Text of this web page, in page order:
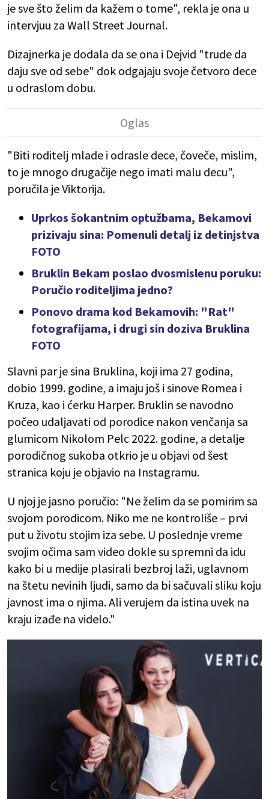
je sve što želim da kažem o tome", rekla je ona u
intervjuu za Wall Street Journal.
Dizajnerka je dodala da se ona i Dejvid "trude da
daju sve od sebe" dok odgajaju svoje četvoro dece
u odraslom dobu.
"Biti roditelj mlade i odrasle dece, čoveče, mislim,
to je mnogo drugačije nego imati malu decu",
poručila je Viktorija.
Uprkos šokantnim optužbama, Bekamovi
prizivaju sina: Pomenuli detalj iz detinjstva
FOTO
Bruklin Bekam poslao dvosmislenu poruku:
Poručio roditeljima jedno?
Ponovo drama kod Bekamovih: "Rat"
fotografijama, i drugi sin doziva Bruklina
FOTO
Slavni par je sina Bruklina, koji ima 27 godina,
dobio 1999. godine, a imaju još i sinove Romea i
Kruza, kao i ćerku Harper. Bruklin se navodno
počeo udaljavati od porodice nakon venčanja sa
glumicom Nikolom Pelc 2022. godine, a detalje
porodičnog sukoba otkrio je u objavi od šest
stranica koju je objavio na Instagramu.
U njoj je jasno poručio: "Ne želim da se pomirim sa
svojom porodicom. Niko me ne kontroliše – prvi
put u životu stojim iza sebe. U poslednje vreme
svojim očima sam video dokle su spremni da idu
kako bi u medije plasirali bezbroj laži, uglavnom
na štetu nevinih ljudi, samo da bi sačuvali sliku koju
javnost ima o njima. Ali verujem da istina uvek na
kraju izađe na videlo."